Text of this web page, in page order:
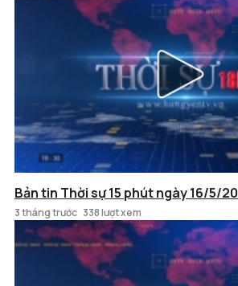
Bản tin Thời sự 15 phút ngày 16/5/
3 tháng trước 338 lượt xem